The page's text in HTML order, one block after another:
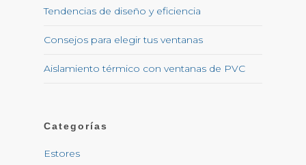
Tendencias de diseño y eficiencia
Consejos para elegir tus ventanas
Aislamiento térmico con ventanas de PVC
Categorías
Estores